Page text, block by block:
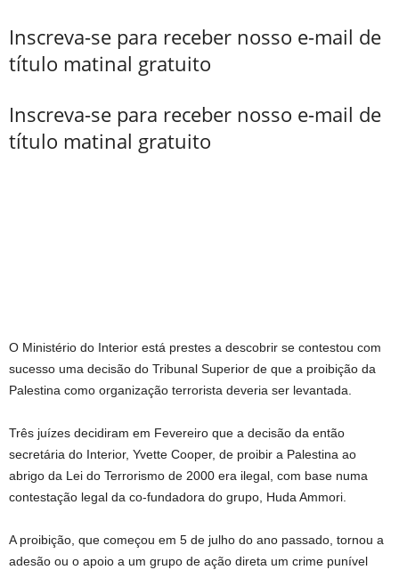
Inscreva-se para receber nosso e-mail de
título matinal gratuito
Inscreva-se para receber nosso e-mail de
título matinal gratuito
O Ministério do Interior está prestes a descobrir se contestou com
sucesso uma decisão do Tribunal Superior de que a proibição da
Palestina como organização terrorista deveria ser levantada.
Três juízes decidiram em Fevereiro que a decisão da então
secretária do Interior, Yvette Cooper, de proibir a Palestina ao
abrigo da Lei do Terrorismo de 2000 era ilegal, com base numa
contestação legal da co-fundadora do grupo, Huda Ammori.
A proibição, que começou em 5 de julho do ano passado, tornou a
adesão ou o apoio a um grupo de ação direta um crime punível